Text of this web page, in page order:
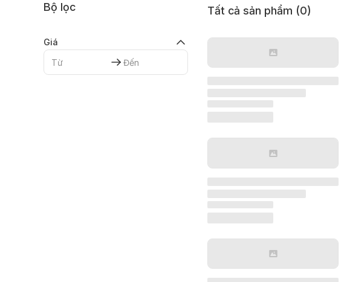
Bộ lọc
Giá
Tất cả sản phẩm (0)